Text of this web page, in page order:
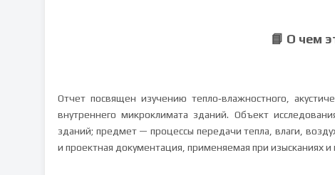
📘 О чем
Отчет посвящен изучению тепло‑влажностного,
внутреннего микроклимата зданий. Объект
зданий; предмет — процессы передачи тепла, влаги,
и проектная документация, применяемая при изысканиях и